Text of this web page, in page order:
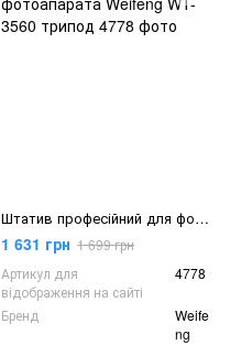
Штатив професійний для фотоапарата Weifeng WT-3560 трипод
1 631 грн 1 699 грн
Артикул для
відображення на сайті
4778
Бренд
Weife
ng